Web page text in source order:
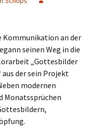
Kommunikation an der
seinen Weg in die
„Gottesbilder
der sein Projekt
modernen
Monatssprüchen